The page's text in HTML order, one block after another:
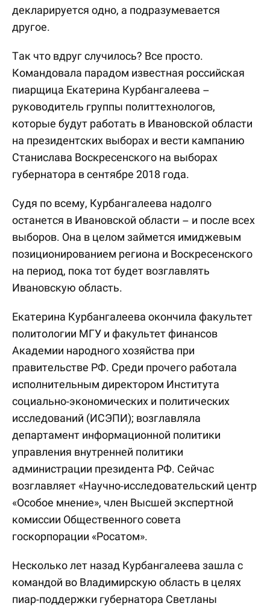
декларируется одно, а подразумевается
другое.
Так что вдруг случилось? Все просто.
Командовала парадом известная российская
пиарщица Екатерина Курбангалеева –
руководитель группы политтехнологов,
которые будут работать в Ивановской области
на президентских выборах и вести кампанию
Станислава Воскресенского на выборах
губернатора в сентябре 2018 года.
Судя по всему, Курбангалеева надолго
останется в Ивановской области – и после всех
выборов. Она в целом займется имиджевым
позиционированием региона и Воскресенского
на период, пока тот будет возглавлять
Ивановскую область.
Екатерина Курбангалеева окончила факультет
политологии МГУ и факультет финансов
Академии народного хозяйства при
правительстве РФ. Среди прочего работала
исполнительным директором Института
социально-экономических и политических
исследований (ИСЭПИ); возглавляла
департамент информационной политики
управления внутренней политики
администрации президента РФ. Сейчас
возглавляет «Научно-исследовательский центр
«Особое мнение», член Высшей экспертной
комиссии Общественного совета
госкорпорации «Росатом».
Несколько лет назад Курбангалеева зашла с
командой во Владимирскую область в целях
пиар-поддержки губернатора Светланы